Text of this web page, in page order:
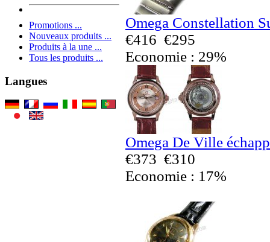
Promotions ...
Nouveaux produits ...
Produits à la une ...
Tous les produits ...
Langues
Omega Constellation
€416 €295
Economie : 29%
Omega De Ville
€373 €310
Economie : 17%